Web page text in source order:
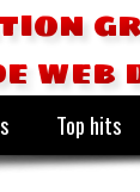
Top hits